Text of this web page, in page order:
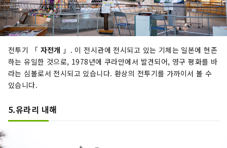
전투기 「 자전개 」. 이 전시관에 전시되고 있는 기체는 일본에 현존
하는 유일한 것으로, 1978년에 쿠라만에서 발견되어, 영구 평화를 바
라는 심볼로서 전시되고 있습니다. 환상의 전투기를 가까이서 볼 수
있습니다.
5.유라리 내해